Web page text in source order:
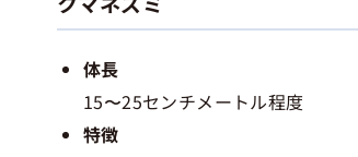
体長
15〜25センチメートル程度
特徴